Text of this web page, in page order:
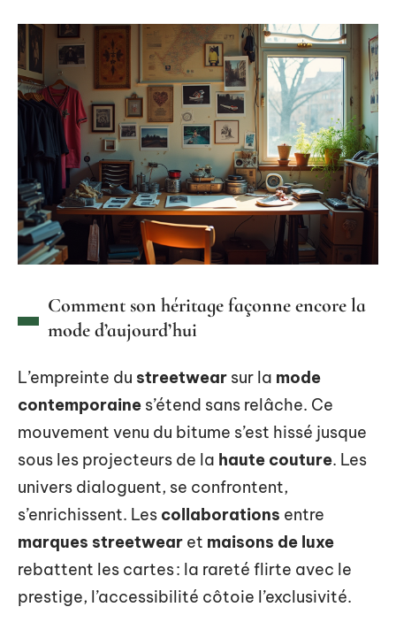
Comment son héritage façonne encore la
mode d’aujourd’hui
L’empreinte du streetwear sur la mode
contemporaine s’étend sans relâche. Ce
mouvement venu du bitume s’est hissé jusque
sous les projecteurs de la haute couture. Les
univers dialoguent, se confrontent,
s’enrichissent. Les collaborations entre
marques streetwear et maisons de luxe
rebattent les cartes : la rareté flirte avec le
prestige, l’accessibilité côtoie l’exclusivité.